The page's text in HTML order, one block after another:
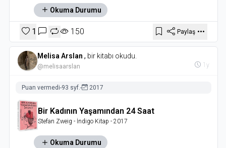
Okuma Durumu
1 150 Paylaş
Melisa Arslan , bir kitabı okudu.
@melisaarslan 1y
Puan vermedi-93 syf. - 2017
Bir Kadının Yaşamından 24 Saat
Stefan Zweig - İndigo Kitap - 2017
Okuma Durumu